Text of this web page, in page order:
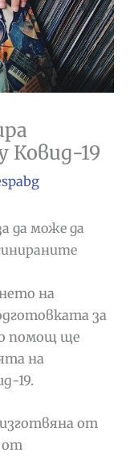
Ковид-19
да може да
на
за
помощ ще
на
19.
от
от